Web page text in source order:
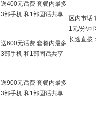
区内市话
1元/分钟
长途直拨
送400元话费 套餐内最多
3部手机 和1部固话共享
送600元话费 套餐内最多
3部手机 和1部固话共享
送900元话费 套餐内最多
3部手机 和1部固话共享